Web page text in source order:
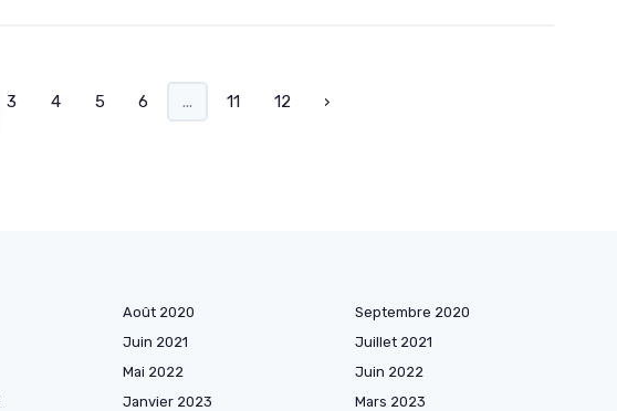
3 4 5 6 ... 11 12 ›
Août 2020
Septembre 2020
Juin 2021
Juillet 2021
Mai 2022
Juin 2022
Janvier 2023
Mars 2023